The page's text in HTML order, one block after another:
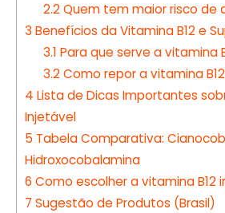
2.2Quem tem maior risco de
3 Benefícios da Vitamina B12 e
3.1 Para que serve a vitamina
3.2Como repor a vitamina
4 Lista de Dicas Importantes
Injetável
5 Tabela Comparativa:
Hidroxocobalamina
6 Como escolher a vitamina B12
7 Sugestão de Produtos (Brasil)